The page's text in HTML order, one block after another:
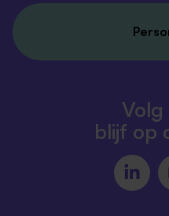
Volg
blijf op